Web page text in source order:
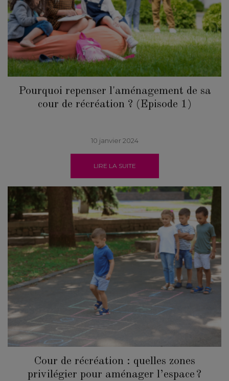
Pourquoi repenser l'aménagement de sa
cour de récréation ? (Episode 1)
10 janvier 2024
LIRE LA SUITE
Cour de récréation : quelles zones
privilégier pour aménager l’espace ?